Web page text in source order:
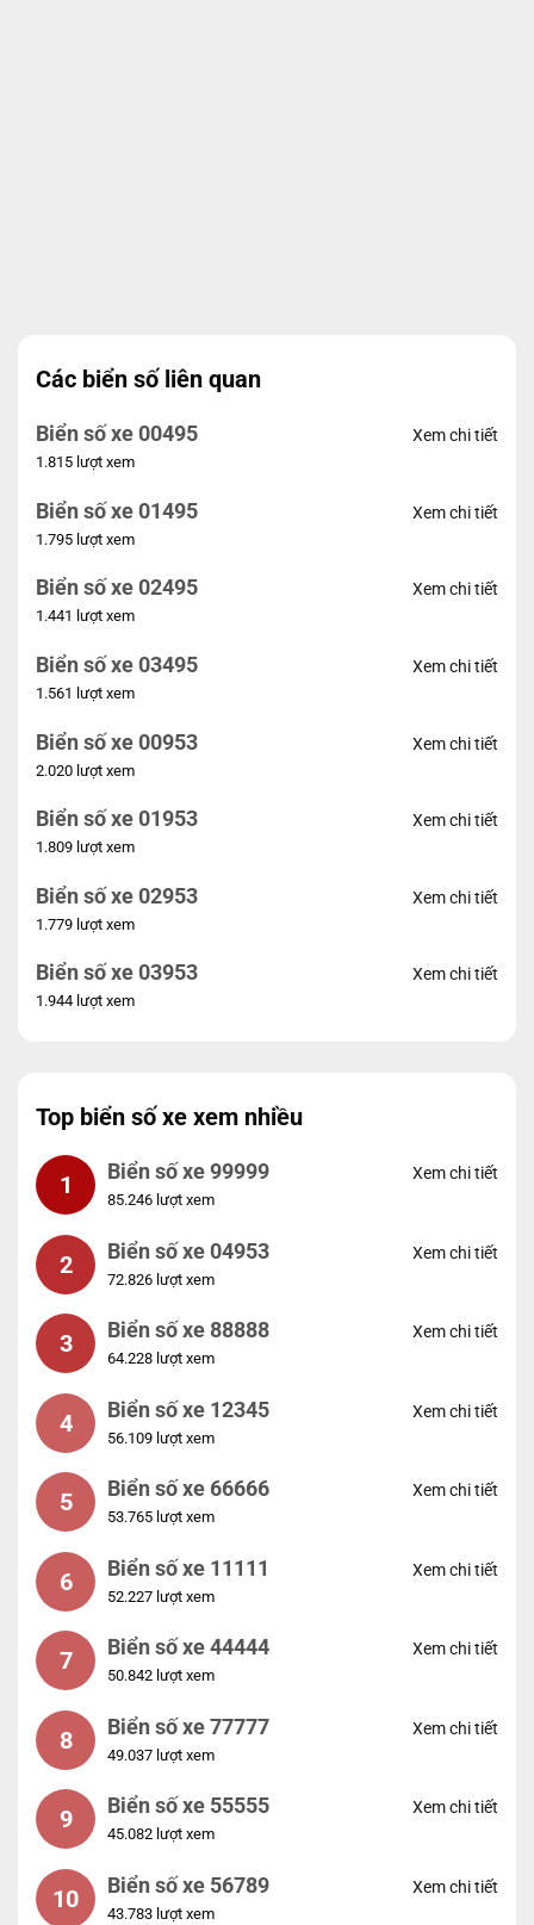
Các biển số liên quan
Biển số xe 00495
1.815 lượt xem
Xem chi tiết
Biển số xe 01495
1.795 lượt xem
Xem chi tiết
Biển số xe 02495
1.441 lượt xem
Xem chi tiết
Biển số xe 03495
1.561 lượt xem
Xem chi tiết
Biển số xe 00953
2.020 lượt xem
Xem chi tiết
Biển số xe 01953
1.809 lượt xem
Xem chi tiết
Biển số xe 02953
1.779 lượt xem
Xem chi tiết
Biển số xe 03953
1.944 lượt xem
Xem chi tiết
Top biển số xe xem nhiều
1 Biển số xe 99999
85.246 lượt xem
Xem chi tiết
2 Biển số xe 04953
72.826 lượt xem
Xem chi tiết
3 Biển số xe 88888
64.228 lượt xem
Xem chi tiết
4 Biển số xe 12345
56.109 lượt xem
Xem chi tiết
5 Biển số xe 66666
53.765 lượt xem
Xem chi tiết
6 Biển số xe 11111
52.227 lượt xem
Xem chi tiết
7 Biển số xe 44444
50.842 lượt xem
Xem chi tiết
8 Biển số xe 77777
49.037 lượt xem
Xem chi tiết
9 Biển số xe 55555
45.082 lượt xem
Xem chi tiết
10 Biển số xe 56789
43.783 lượt xem
Xem chi tiết